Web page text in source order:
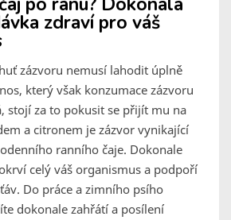
zdraví pro váš
zázvoru nemusí lahodit úplně
který však konzumace zázvoru
stojí za to pokusit se přijít mu na
a citronem je zázvor vynikající
ranního čaje. Dokonale
celý váš organismus a podpoří
Do práce a zimního psího
dokonale zahřátí a posílení